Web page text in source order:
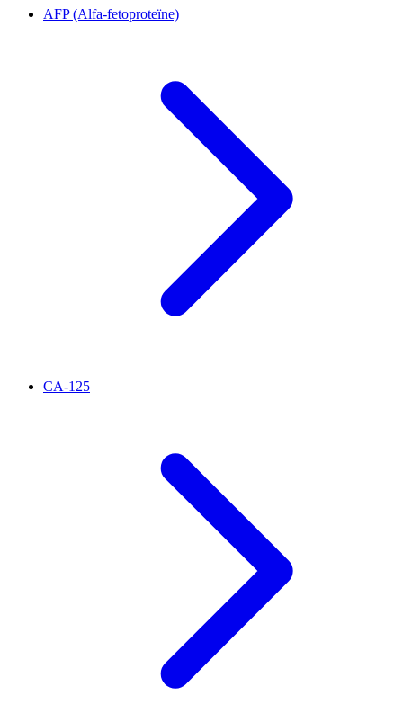
AFP (Alfa-fetoproteïne)
CA-125